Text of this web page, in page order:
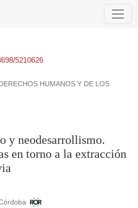
Actores y disputas en
HUMANOS Y DE LOS
y neodesarrollismo.
en torno a la extracción
5210626